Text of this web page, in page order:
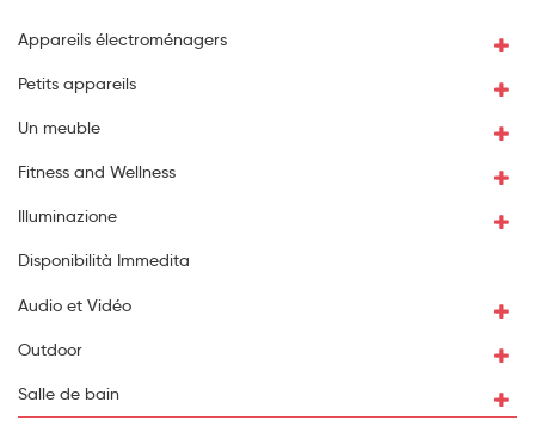
Appareils électroménagers
Petits appareils
Un meuble
Fitness and Wellness
Illuminazione
Disponibilità Immedita
Audio et Vidéo
Outdoor
Salle de bain